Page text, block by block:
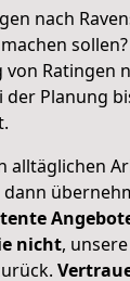
nach
Ratingen
der Planung
alltäglichen
nicht,